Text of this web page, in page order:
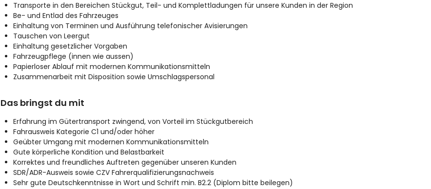
Transporte in den Bereichen Stückgut, Teil- und Komplettladungen für unsere Kunden in der Region
Be- und Entlad des Fahrzeuges
Einhaltung von Terminen und Ausführung telefonischer Avisierungen
Tauschen von Leergut
Einhaltung gesetzlicher Vorgaben
Fahrzeugpflege (innen wie aussen)
Papierloser Ablauf mit modernen Kommunikationsmitteln
Zusammenarbeit mit Disposition sowie Umschlagspersonal
Das bringst du mit
Erfahrung im Gütertransport zwingend, von Vorteil im Stückgutbereich
Fahrausweis Kategorie C1 und/oder höher
Geübter Umgang mit modernen Kommunikationsmitteln
Gute körperliche Kondition und Belastbarkeit
Korrektes und freundliches Auftreten gegenüber unseren Kunden
SDR/ADR-Ausweis sowie CZV Fahrerqualifizierungsnachweis
Sehr gute Deutschkenntnisse in Wort und Schrift min. B2.2 (Diplom bitte beilegen)